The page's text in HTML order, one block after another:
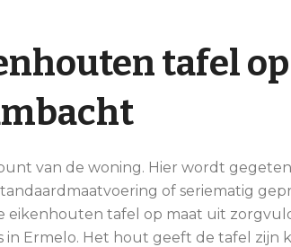
tafel
van de woning. Hier wordt
of seriematig
eikenhouten tafel op maat uit
in Ermelo. Het hout geeft de tafel zijn